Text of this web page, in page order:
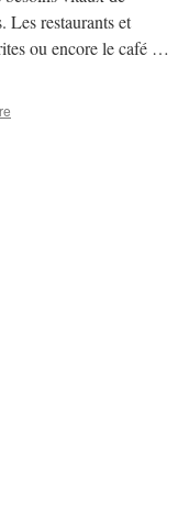
Les restaurants et
ou encore le café …